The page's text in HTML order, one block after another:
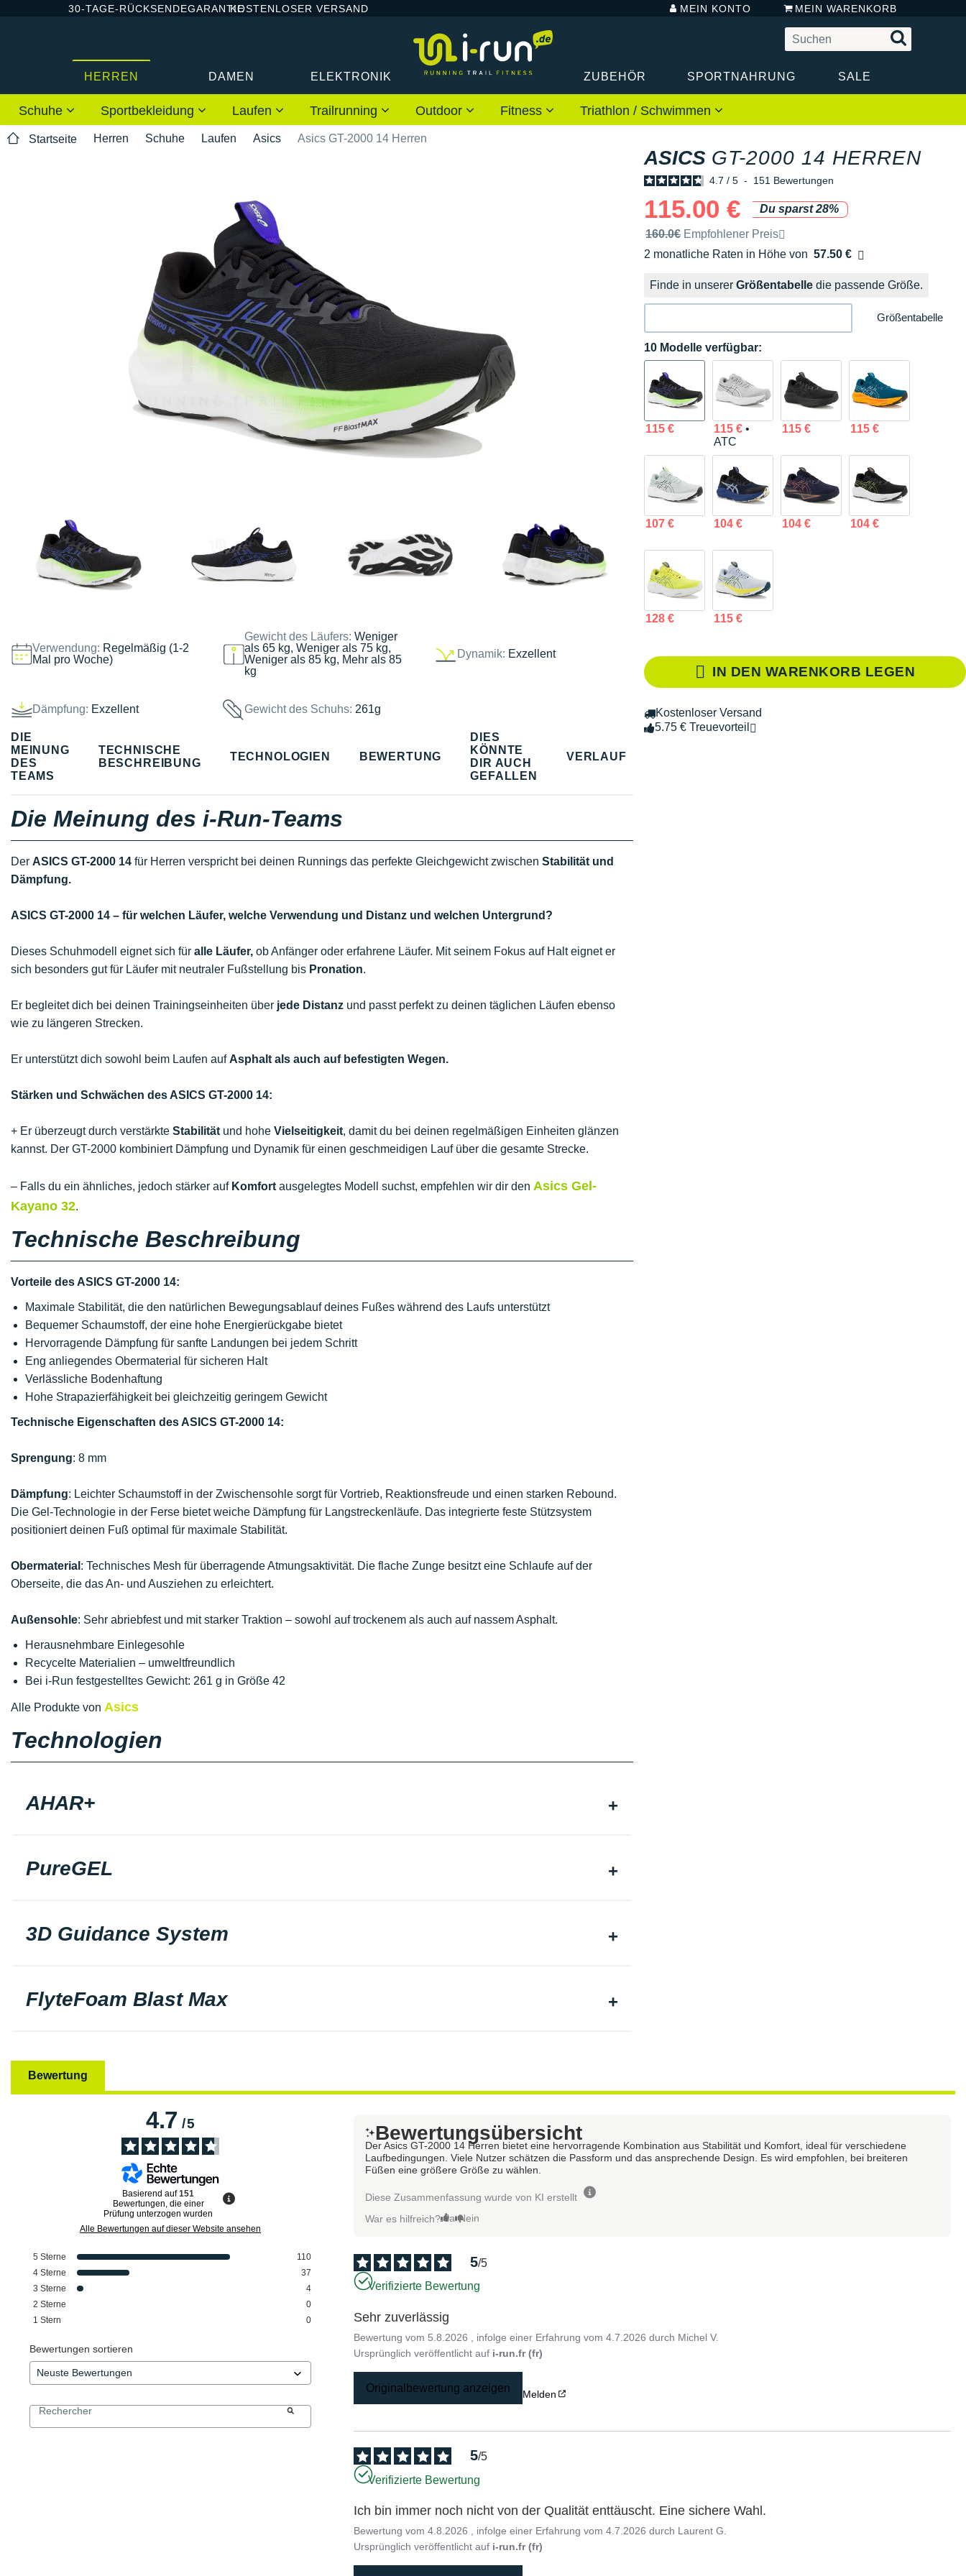
30-TAGE-RÜCKSENDEGARANTIEKOSTENLOSER VERSAND MEIN KONTO MEIN WARENKORB
HERREN DAMEN ELEKTRONIK ZUBEHÖR SPORTNAHRUNG SALE
Schuhe Sportbekleidung Laufen Trailrunning Outdoor Fitness Triathlon / Schwimmen
Startseite Herren Schuhe Laufen Asics Asics GT-2000 14 Herren
Verwendung: Regelmäßig (1-2
Mal pro Woche)
Gewicht des Läufers:Weniger
als 65 kg, Weniger als 75 kg,
Weniger als 85 kg, Mehr als 85
kg
Dynamik: Exzellent
Dämpfung: Exzellent Gewicht des Schuhs: 261g
ASICS GT-2000 14 HERREN
4.7 / 5 - 151 Bewertungen
115.00 €
Du sparst 28%
Unverbindliche Preisempfehlung der Marke
160.0€ Empfohlener Preis
2 monatliche Raten in Höhe von 57.50 €
Ohne Zusatzkosten
Finde in unserer Größentabelle die passende Größe.
Größentabelle
10 Modelle verfügbar:
115 € 115 €•
ATC
115 € 115 €
107 € 104 € 104 € 104 €
128 € 115 €
IN DEN WARENKORB LEGEN
Kostenloser Versand
5.75 € Treuevorteil
DIE
MEINUNG
DES
TEAMS
TECHNISCHE
BESCHREIBUNG
TECHNOLOGIEN BEWERTUNG
DIES
KÖNNTE
DIR AUCH
GEFALLEN
VERLAUF
Die Meinung des i-Run-Teams
Der ASICS GT-2000 14 für Herren verspricht bei deinen Runnings das perfekte Gleichgewicht zwischen Stabilität und
Dämpfung.
ASICS GT-2000 14 – für welchen Läufer, welche Verwendung und Distanz und welchen Untergrund?
Dieses Schuhmodell eignet sich für alle Läufer, ob Anfänger oder erfahrene Läufer. Mit seinem Fokus auf Halt eignet er
sich besonders gut für Läufer mit neutraler Fußstellung bis Pronation.
Er begleitet dich bei deinen Trainingseinheiten über jede Distanz und passt perfekt zu deinen täglichen Läufen ebenso
wie zu längeren Strecken.
Er unterstützt dich sowohl beim Laufen auf Asphalt als auch auf befestigten Wegen.
Stärken und Schwächen des ASICS GT-2000 14:
+ Er überzeugt durch verstärkte Stabilität und hohe Vielseitigkeit, damit du bei deinen regelmäßigen Einheiten glänzen
kannst. Der GT-2000 kombiniert Dämpfung und Dynamik für einen geschmeidigen Lauf über die gesamte Strecke.
– Falls du ein ähnliches, jedoch stärker auf Komfort ausgelegtes Modell suchst, empfehlen wir dir den Asics Gel-
Kayano 32.
Technische Beschreibung
Vorteile des ASICS GT-2000 14:
Maximale Stabilität, die den natürlichen Bewegungsablauf deines Fußes während des Laufs unterstützt
Bequemer Schaumstoff, der eine hohe Energierückgabe bietet
Hervorragende Dämpfung für sanfte Landungen bei jedem Schritt
Eng anliegendes Obermaterial für sicheren Halt
Verlässliche Bodenhaftung
Hohe Strapazierfähigkeit bei gleichzeitig geringem Gewicht
Technische Eigenschaften des ASICS GT-2000 14:
Sprengung: 8 mm
Dämpfung: Leichter Schaumstoff in der Zwischensohle sorgt für Vortrieb, Reaktionsfreude und einen starken Rebound.
Die Gel-Technologie in der Ferse bietet weiche Dämpfung für Langstreckenläufe. Das integrierte feste Stützsystem
positioniert deinen Fuß optimal für maximale Stabilität.
Obermaterial : Technisches Mesh für überragende Atmungsaktivität. Die flache Zunge besitzt eine Schlaufe auf der
Oberseite, die das An- und Ausziehen zu erleichtert.
Außensohle: Sehr abriebfest und mit starker Traktion – sowohl auf trockenem als auch auf nassem Asphalt.
Herausnehmbare Einlegesohle
Recycelte Materialien – umweltfreundlich
Bei i-Run festgestelltes Gewicht: 261 g in Größe 42
Alle Produkte von Asics
Technologien
AHAR+
PureGEL
3D Guidance System
FlyteFoam Blast Max
Bewertung
4.7/5
Basierend auf151
Bewertungen, die einer
Prüfung unterzogen wurden
Alle Bewertungen auf dieser Website ansehen
5 Sterne
110
4 Sterne
37
3 Sterne
4
2 Sterne
0
1 Stern 0
Bewertungen sortieren
Bewertungsübersicht
Der Asics GT-2000 14 Herren bietet eine hervorragende Kombination aus Stabilität und Komfort, ideal für verschiedene
Laufbedingungen. Viele Nutzer schätzen die Passform und das ansprechende Design. Es wird empfohlen, bei breiteren
Füßen eine größere Größe zu wählen.
Diese Zusammenfassung wurde von KI erstellt
War es hilfreich? Ja Nein
5/5
Verifizierte Bewertung
Sehr zuverlässig
Bewertung vom 5.8.2026 , infolge einer Erfahrung vom4.7.2026 durch Michel V.
Ursprünglich veröffentlicht auf i-run.fr (fr)
Originalbewertung anzeigen Melden
5/5
Verifizierte Bewertung
Ich bin immer noch nicht von der Qualität enttäuscht. Eine sichere Wahl.
Bewertung vom4.8.2026 , infolge einer Erfahrung vom4.7.2026 durch Laurent G.
Ursprünglich veröffentlicht auf i-run.fr (fr)